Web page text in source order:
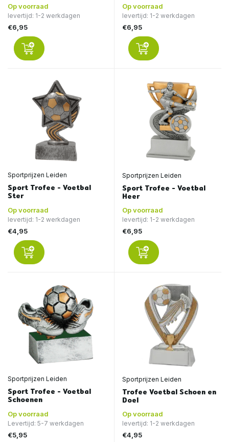
Op voorraad
levertijd: 1-2 werkdagen
€6,95
Op voorraad
levertijd: 1-2 werkdagen
€6,95
Sportprijzen Leiden
Sport Trofee - Voetbal
Ster
Op voorraad
levertijd: 1-2 werkdagen
€4,95
Sportprijzen Leiden
Sport Trofee - Voetbal
Heer
Op voorraad
levertijd: 1-2 werkdagen
€6,95
Sportprijzen Leiden
Sport Trofee - Voetbal
Schoenen
Op voorraad
Levertijd: 5-7 werkdagen
€5,95
Sportprijzen Leiden
Trofee Voetbal Schoen en
Doel
Op voorraad
levertijd: 1-2 werkdagen
€4,95